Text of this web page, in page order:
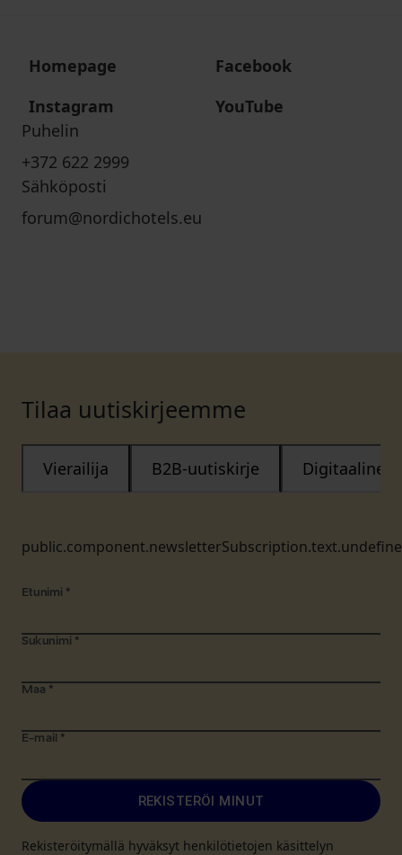
Homepage
Facebook
Instagram
YouTube
Puhelin
+372 622 2999
Sähköposti
forum@nordichotels.eu
Tilaa uutiskirjeemme
Vierailija B2B-uutiskirje Digitaalinen
Etunimi *
Sukunimi *
Maa *
E-mail *
REKISTERÖI MINUT
Rekisteröitymällä hyväksyt henkilötietojen käsittelyn